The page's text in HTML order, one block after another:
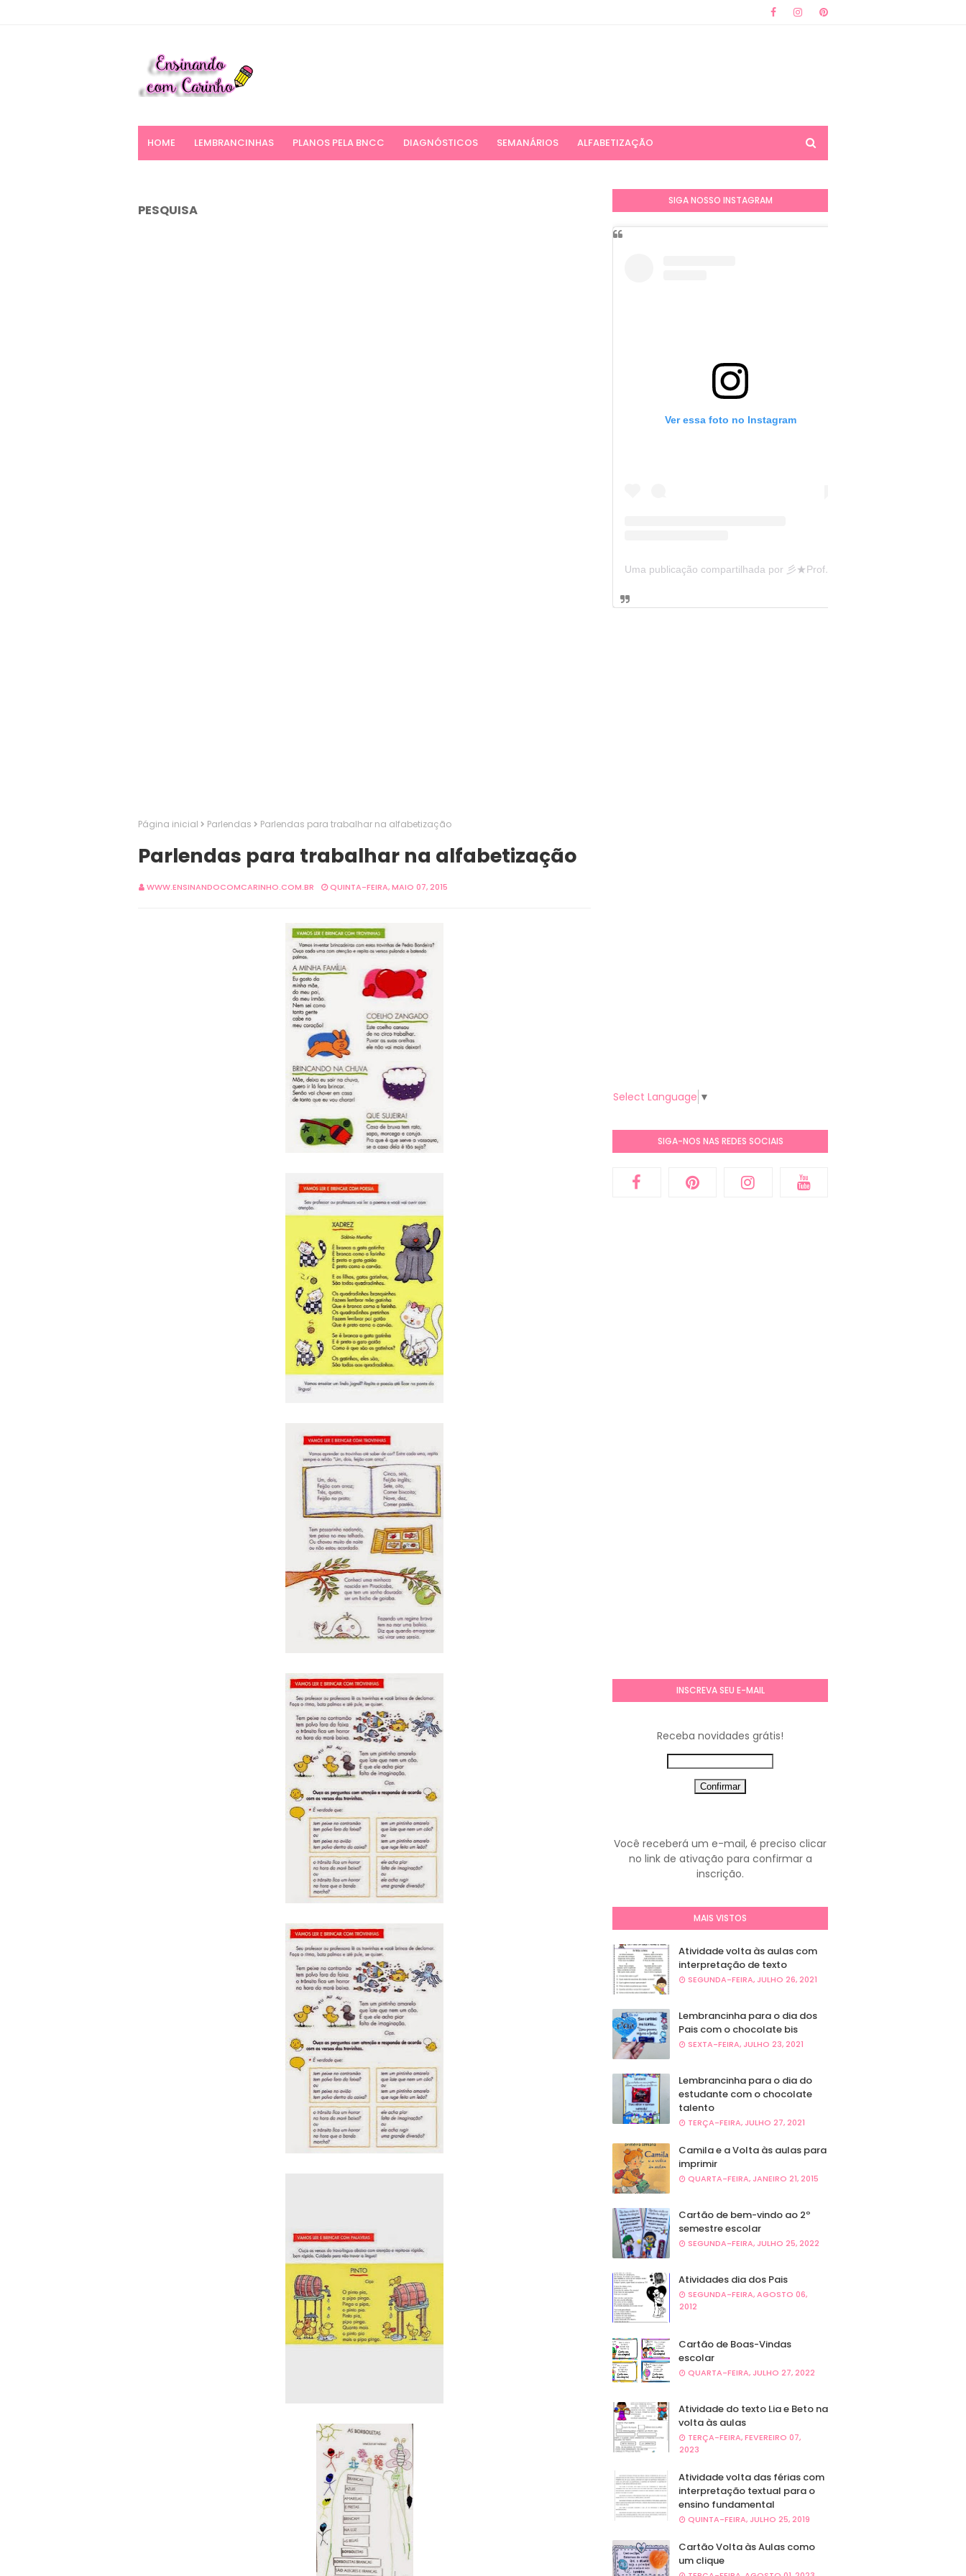
HOME LEMBRANCINHAS PLANOS PELA BNCC DIAGNÓSTICOS SEMANÁRIOS ALFABETIZAÇÃO
PESQUISA
Página inicial Parlendas Parlendas para trabalhar na alfabetização
Parlendas para trabalhar na alfabetização
WWW.ENSINANDOCOMCARINHO.COM.BR QUINTA-FEIRA, MAIO 07, 2015
SIGA NOSSO INSTAGRAM
Ver essa foto no Instagram
Uma publicação compartilhada por 彡★Professora: Valéria·.¸¸.· (@ensinandocomcarinho)
Select Language ▼
SIGA-NOS NAS REDES SOCIAIS
INSCREVA SEU E-MAIL
Receba novidades grátis!
Você receberá um e-mail, é preciso clicar
no link de ativação para confirmar a
inscrição.
MAIS VISTOS
Atividade volta às aulas com
interpretação de texto
SEGUNDA-FEIRA, JULHO 26, 2021
Lembrancinha para o dia dos
Pais com o chocolate bis
SEXTA-FEIRA, JULHO 23, 2021
Lembrancinha para o dia do
estudante com o chocolate
talento
TERÇA-FEIRA, JULHO 27, 2021
Camila e a Volta às aulas para
imprimir
QUARTA-FEIRA, JANEIRO 21, 2015
Cartão de bem-vindo ao 2º
semestre escolar
SEGUNDA-FEIRA, JULHO 25, 2022
Atividades dia dos Pais
SEGUNDA-FEIRA, AGOSTO 06,
2012
Cartão de Boas-Vindas
escolar
QUARTA-FEIRA, JULHO 27, 2022
Atividade do texto Lia e Beto na
volta às aulas
TERÇA-FEIRA, FEVEREIRO 07,
2023
Atividade volta das férias com
interpretação textual para o
ensino fundamental
QUINTA-FEIRA, JULHO 25, 2019
Cartão Volta às Aulas como
um clique